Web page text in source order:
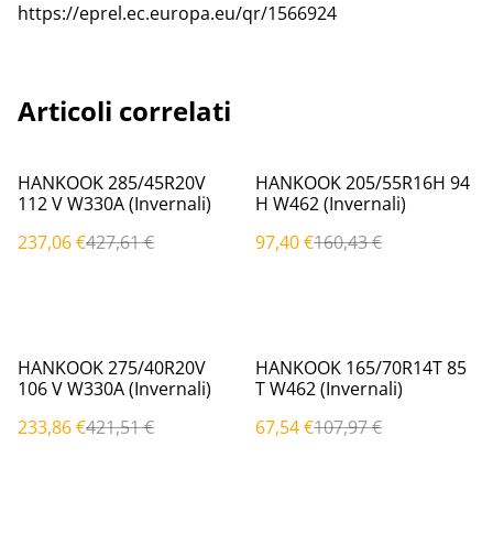
https://eprel.ec.europa.eu/qr/1566924
Articoli correlati
%
HANKOOK 285/45R20V
112 V W330A (Invernali)
237,06 €427,61 €
%
HANKOOK 205/55R16H 94
H W462 (Invernali)
97,40 €160,43 €
%
HANKOOK 275/40R20V
106 V W330A (Invernali)
233,86 €421,51 €
%
HANKOOK 165/70R14T 85
T W462 (Invernali)
67,54 €107,97 €